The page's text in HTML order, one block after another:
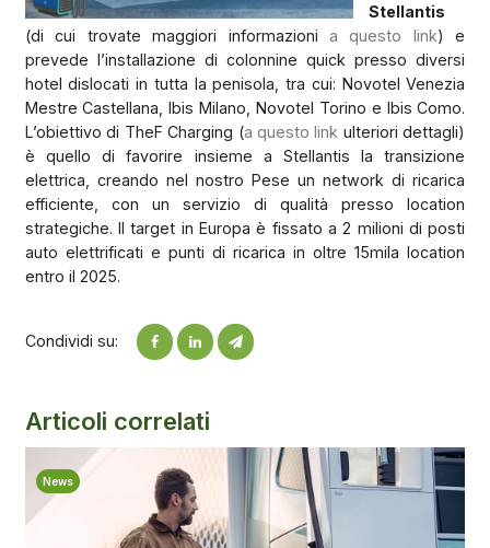
Stellantis
(di cui trovate maggiori informazioni a questo link) e
prevede l’installazione di colonnine quick presso diversi
hotel dislocati in tutta la penisola, tra cui: Novotel Venezia
Mestre Castellana, Ibis Milano, Novotel Torino e Ibis Como.
L’obiettivo di TheF Charging (a questo link ulteriori dettagli)
è quello di favorire insieme a Stellantis la transizione
elettrica, creando nel nostro Pese un network di ricarica
efficiente, con un servizio di qualità presso location
strategiche. Il target in Europa è fissato a 2 milioni di posti
auto elettrificati e punti di ricarica in oltre 15mila location
entro il 2025.
Condividi su:
Articoli correlati
News